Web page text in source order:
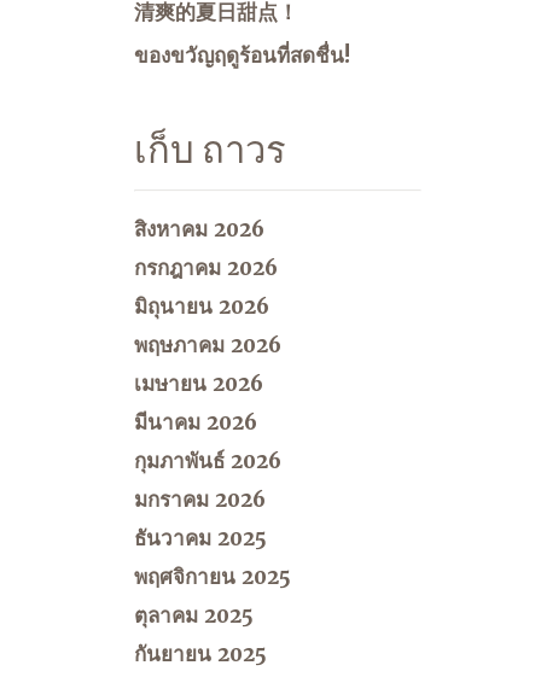
清爽的夏日甜点！
ของขวัญฤดูร้อนที่สดชื่น!
เก็บ ถาวร
สิงหาคม 2026
กรกฎาคม 2026
มิถุนายน 2026
พฤษภาคม 2026
เมษายน 2026
มีนาคม 2026
กุมภาพันธ์ 2026
มกราคม 2026
ธันวาคม 2025
พฤศจิกายน 2025
ตุลาคม 2025
กันยายน 2025